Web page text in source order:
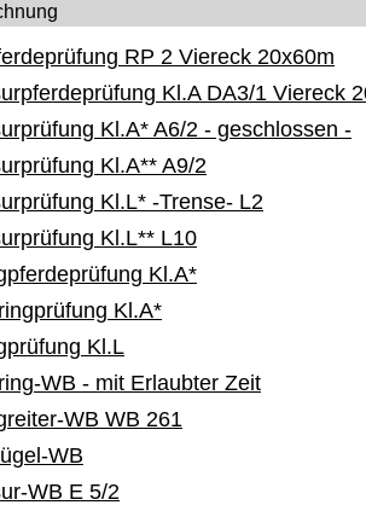
RP 2 Viereck 20x60m
Kl.A DA3/1 Viereck
Kl.A* A6/2 - geschlossen -
Kl.A** A9/2
Kl.L* -Trense- L2
Kl.L** L10
Kl.A*
Kl.A*
Kl.L
WB - mit Erlaubter Zeit
WB WB 261
WB
WB E 5/2